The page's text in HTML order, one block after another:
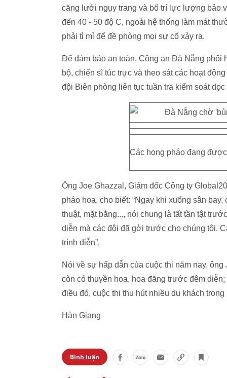
căng lưới ngụy trang và bố trí lực lượng bảo
đến 40 - 50 độ C, ngoài hệ thống làm mát
phải tỉ mỉ để đề phòng mọi sự cố xảy ra.
Để đảm bảo an toàn, Công an Đà Nẵng
bộ, chiến sĩ túc trực và theo sát các hoạt
đội Biên phòng liên tục tuần tra kiểm soát
Các họng pháo đang
Ông Joe Ghazzal, Giám đốc Công ty
pháo hoa, cho biết: “Ngay khi xuống sân
thuật, mặt bằng..., nói chung là tất tần tật
diễn mà các đội đã gởi trước cho chúng tôi.
trình diễn”.
Nói về sự hấp dẫn của cuộc thi năm nay,
còn có thuyền hoa, hoa đăng trước đêm
điều đó, cuộc thi thu hút nhiều du khách
Hàn Giang
Bình luận